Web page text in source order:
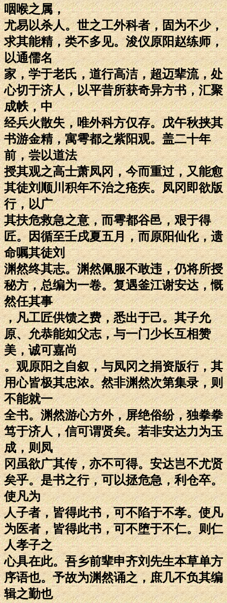
咽喉之属，
尤易以杀人。世之工外科者，固为不少，
求其能精，类不多见。浚仪原阳赵练师，
以通儒名
家，学于老氏，道行高洁，超迈辈流，处
心切于济人，以平昔所获奇异方书，汇聚
成帙，中
经兵火散失，唯外科方仅存。戊午秋挟其
书游金精，寓雩都之紫阳观。盖二十年
前，尝以道法
授其观之高士萧凤冈，今而重过，又能愈
其徒刘顺川积年不治之疮疾。凤冈即欲版
行，以广
其扶危救急之意，而雩都谷邑，艰于得
匠。因循至壬戌夏五月，而原阳仙化，遗
命嘱其徒刘
渊然终其志。渊然佩服不敢违，仍将所授
秘方，总编为一卷。复遇釜江谢安达，慨
然任其事
，凡工匠供馈之费，悉出于己。其子允
原、允恭能如父志，与一门少长互相赞
美，诚可嘉尚
。观原阳之自叙，与凤冈之捐资版行，其
用心皆极其忠浓。然非渊然次第集录，则
不能就一
全书。渊然游心方外，屏绝俗纷，独拳拳
笃于济人，信可谓贤矣。若非安达力为玉
成，则凤
冈虽欲广其传，亦不可得。安达岂不尤贤
矣乎。是书之行，可以拯危急，利仓卒。
使凡为
人子者，皆得此书，可不陷于不孝。使凡
为医者，皆得此书，可不堕于不仁。则仁
人孝子之
心具在此。吾乡前辈申齐刘先生本草单方
序语也。予故为渊然诵之，庶几不负其编
辑之勤也